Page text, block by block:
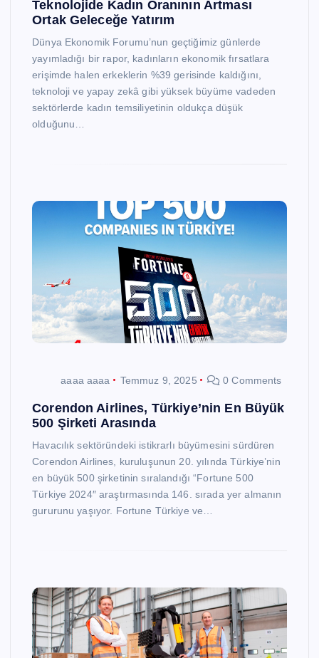
Teknolojide Kadın Oranının Artması
Ortak Geleceğe Yatırım
Dünya Ekonomik Forumu’nun geçtiğimiz günlerde
yayımladığı bir rapor, kadınların ekonomik fırsatlara
erişimde halen erkeklerin %39 gerisinde kaldığını,
teknoloji ve yapay zekâ gibi yüksek büyüme vadeden
sektörlerde kadın temsiliyetinin oldukça düşük
olduğunu…
aaaa aaaa Temmuz 9, 2025 0 Comments
Corendon Airlines, Türkiye’nin En Büyük
500 Şirketi Arasında
Havacılık sektöründeki istikrarlı büyümesini sürdüren
Corendon Airlines, kuruluşunun 20. yılında Türkiye’nin
en büyük 500 şirketinin sıralandığı “Fortune 500
Türkiye 2024″ araştırmasında 146. sırada yer almanın
gururunu yaşıyor. Fortune Türkiye ve…